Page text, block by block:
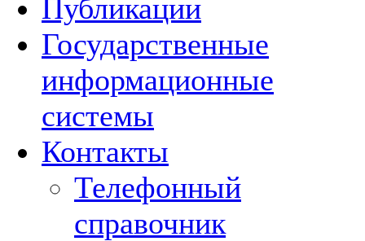
Публикации
Государственные
информационные
системы
Контакты
Телефонный
справочник